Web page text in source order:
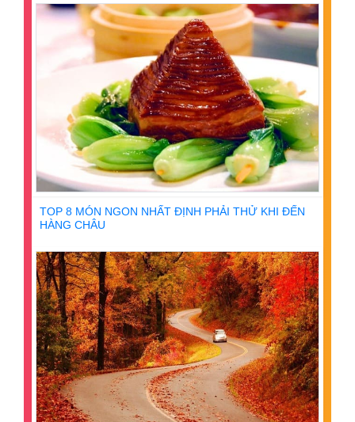
TOP 8 MÓN NGON NHẤT ĐỊNH PHẢI THỬ KHI ĐẾN
HÀNG CHÂU